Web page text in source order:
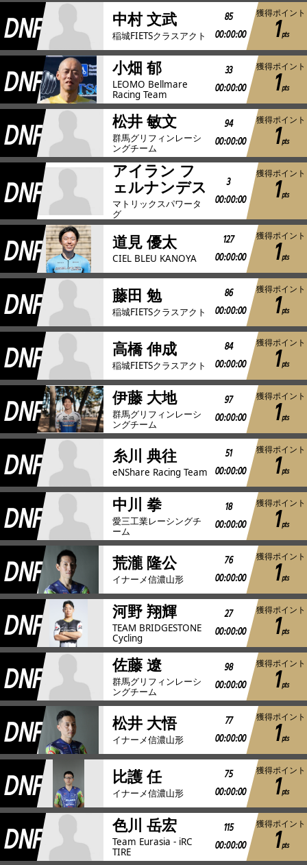
DNF 中村 文武
稲城FIETSクラスアクト
85
00:00:00
獲得ポイント
1pts
DNF 小畑 郁
LEOMO Bellmare
Racing Team
33
00:00:00
獲得ポイント
1pts
DNF 松井 敏文
群馬グリフィンレーシ
ングチーム
94
00:00:00
獲得ポイント
1pts
DNF
アイラン フ
ェルナンデス
マトリックスパワータ
グ
3
00:00:00
獲得ポイント
1pts
DNF 道見 優太
CIEL BLEU KANOYA
127
00:00:00
獲得ポイント
1pts
DNF 藤田 勉
稲城FIETSクラスアクト
86
00:00:00
獲得ポイント
1pts
DNF 高橋 伸成
稲城FIETSクラスアクト
84
00:00:00
獲得ポイント
1pts
DNF 伊藤 大地
群馬グリフィンレーシ
ングチーム
97
00:00:00
獲得ポイント
1pts
DNF 糸川 典往
eNShare Racing Team
51
00:00:00
獲得ポイント
1pts
DNF 中川 拳
愛三工業レーシングチ
ーム
18
00:00:00
獲得ポイント
1pts
DNF 荒瀧 隆公
イナーメ信濃山形
76
00:00:00
獲得ポイント
1pts
DNF 河野 翔輝
TEAM BRIDGESTONE
Cycling
27
00:00:00
獲得ポイント
1pts
DNF 佐藤 遼
群馬グリフィンレーシ
ングチーム
98
00:00:00
獲得ポイント
1pts
DNF 松井 大悟
イナーメ信濃山形
77
00:00:00
獲得ポイント
1pts
DNF 比護 任
イナーメ信濃山形
75
00:00:00
獲得ポイント
1pts
DNF 色川 岳宏
Team Eurasia - iRC
TIRE
115
00:00:00
獲得ポイント
1pts